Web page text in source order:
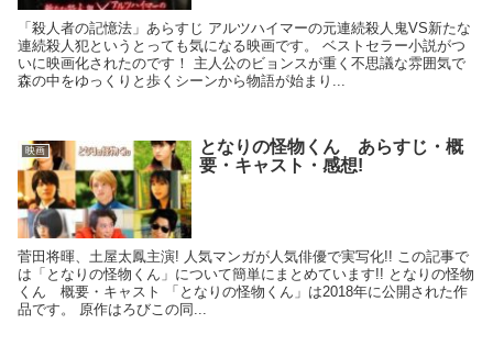
「殺人者の記憶法」あらすじ アルツハイマーの元連続殺人鬼VS新たな
連続殺人犯というとっても気になる映画です。 ベストセラー小説がつ
いに映画化されたのです！ 主人公のビョンスが重く不思議な雰囲気で
森の中をゆっくりと歩くシーンから物語が始まり...
映画
となりの怪物くん あらすじ・概
要・キャスト・感想!
菅田将暉、土屋太鳳主演! 人気マンガが人気俳優で実写化!! この記事で
は「となりの怪物くん」について簡単にまとめています!! となりの怪物
くん 概要・キャスト 「となりの怪物くん」は2018年に公開された作
品です。 原作はろびこの同...